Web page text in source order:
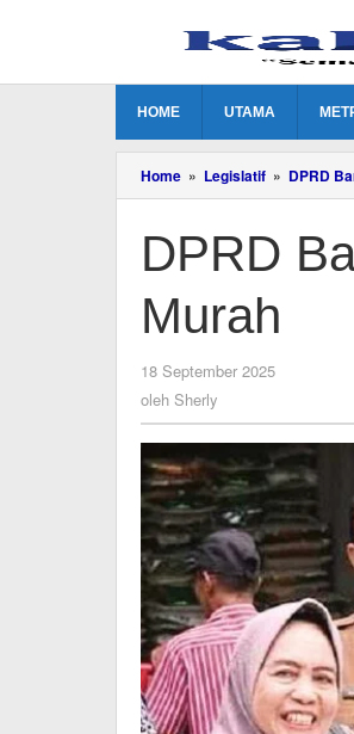
HOME UTAMA
Home » Legislatif » DPRD
DPRD
Murah
18 September 2025
oleh Sherly